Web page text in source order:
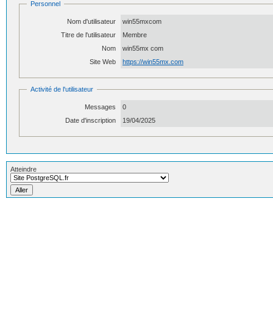
Personnel
Nom d'utilisateur
win55mxcom
Titre de l'utilisateur
Membre
Nom
win55mx com
Site Web
https://win55mx.com
Activité de l'utilisateur
Messages
0
Date d'inscription
19/04/2025
Atteindre